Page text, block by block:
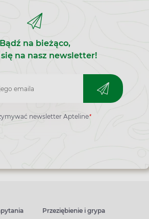
Bądź na bieżąco,
na nasz newsletter!
newsletter Apteline*
Przeziębienie i grypa